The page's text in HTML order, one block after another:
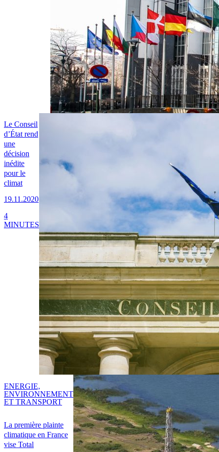
Le Conseil
d’État rend
une
décision
inédite
pour le
climat
19.11.2020
4
MINUTES
La première plainte
climatique en France
vise Total
ENERGIE,
ENVIRONNEMENT
ET TRANSPORT